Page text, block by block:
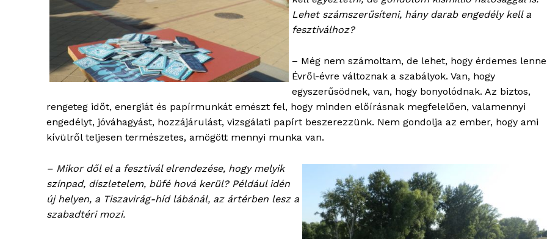
blogSZOLNOK
szubjektív
élményportál
Hasznos
Kapcsolat
Adatkezelési tájékoztató
Hirdetés
Lehet számszerűsíteni, hány darab engedély kell a
fesztiválhoz?
– Még nem számoltam, de lehet, hogy érdemes
Évről-évre változnak a szabályok. Van, hogy
egyszerűsödnek, van, hogy bonyolódnak. Az biztos,
rengeteg időt, energiát és papírmunkát emészt fel, hogy minden előírásnak megfelelően, valamennyi
engedélyt, jóváhagyást, hozzájárulást, vizsgálati papírt beszerezzünk. Nem gondolja az ember, hogy ami
kívülről teljesen természetes, amögött mennyi munka van.
– Mikor dől el a fesztivál elrendezése, hogy melyik
színpad, díszletelem, büfé hová kerül? Például idén
új helyen, a Tiszavirág-híd lábánál, az ártérben lesz a
szabadtéri mozi.